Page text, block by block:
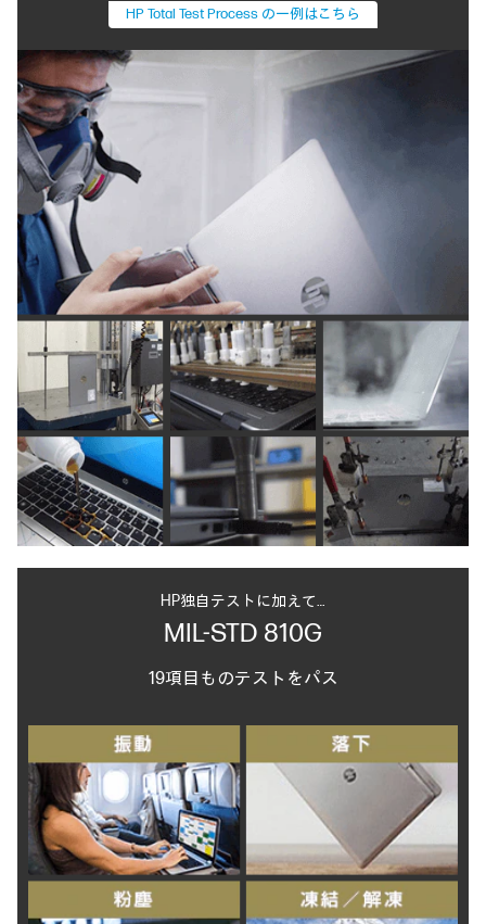
HP Total Test Process の一例はこちら
HP独自テストに加えて…
MIL-STD 810G
19項目ものテストをパス